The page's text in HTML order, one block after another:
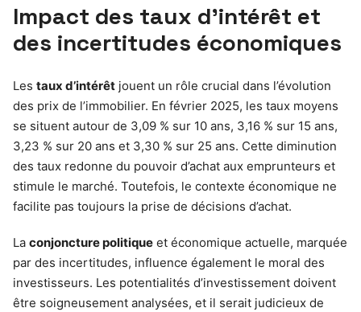
Impact des taux d’intérêt et
des incertitudes économiques
Les taux d’intérêt jouent un rôle crucial dans l’évolution
des prix de l’immobilier. En février 2025, les taux moyens
se situent autour de 3,09 % sur 10 ans, 3,16 % sur 15 ans,
3,23 % sur 20 ans et 3,30 % sur 25 ans. Cette diminution
des taux redonne du pouvoir d’achat aux emprunteurs et
stimule le marché. Toutefois, le contexte économique ne
facilite pas toujours la prise de décisions d’achat.
La conjoncture politique et économique actuelle, marquée
par des incertitudes, influence également le moral des
investisseurs. Les potentialités d’investissement doivent
être soigneusement analysées, et il serait judicieux de